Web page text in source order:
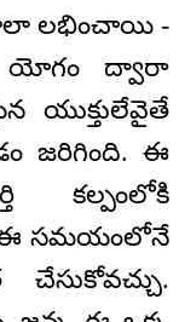
లభించాయి -
యోగం ద్వారా
యుక్తులేవైతే
జరిగింది. ఈ
కల్పంలోకి
ఈ సమయంలోనే